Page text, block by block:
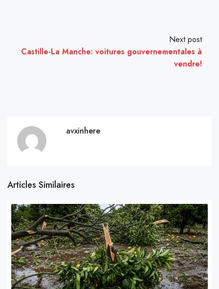
Next post
Castille-La Manche: voitures gouvernementales à
vendre!
avxinhere
Articles Similaires